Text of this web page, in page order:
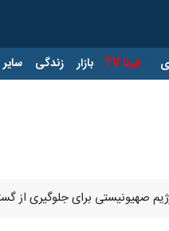
ایرنا TV بازار زندگی سایر
صهیونیستی برای جلوگیری